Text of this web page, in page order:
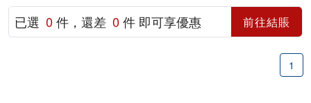
已選 0件，還差 0件 即可享優惠 前往結賬
1